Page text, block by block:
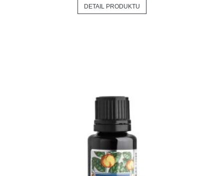
DETAIL PRODUKTU